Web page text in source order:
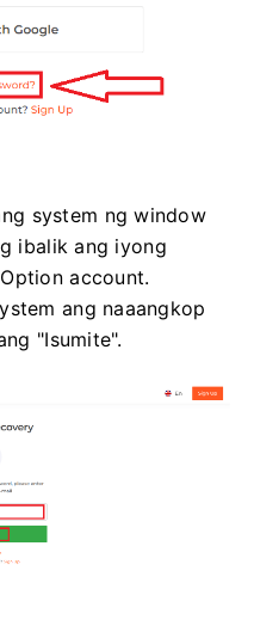
system ng window
ibalik ang iyong
account.
ang naaangkop
"Isumite".